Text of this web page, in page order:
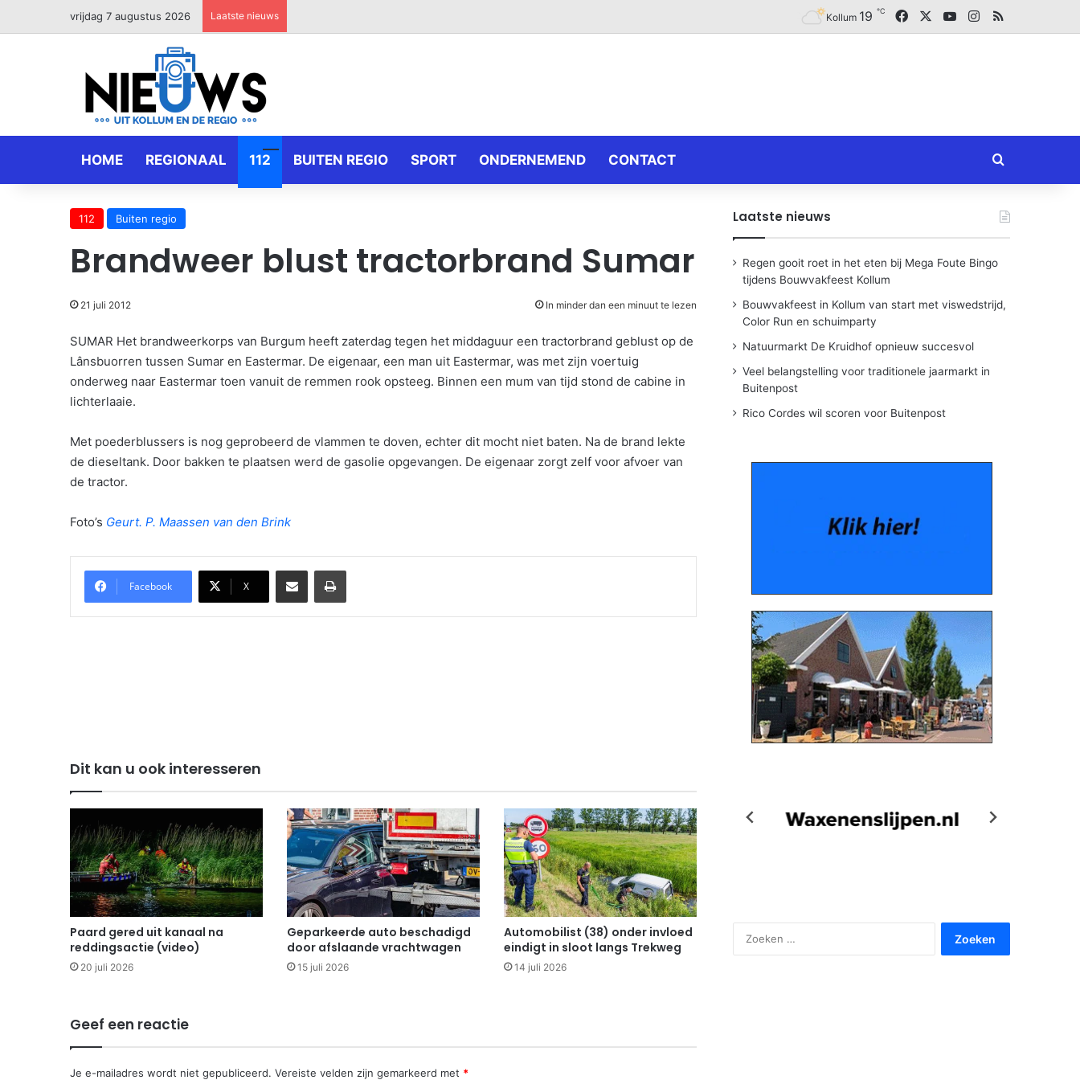
vrijdag 7 augustus 2026 Laatste nieuws Kollum 19 ℃ FacebookYouTubeInstagram
RSS
HOME REGIONAAL 112 BUITEN REGIO SPORT ONDERNEMEND CONTACT Zoeken naar
112 Buiten regio
Brandweer blust tractorbrand Sumar
21 juli 2012 In minder dan een minuut te lezen
SUMAR Het brandweerkorps van Burgum heeft zaterdag tegen het middaguur een tractorbrand geblust op de
Lânsbuorren tussen Sumar en Eastermar. De eigenaar, een man uit Eastermar, was met zijn voertuig
onderweg naar Eastermar toen vanuit de remmen rook opsteeg. Binnen een mum van tijd stond de cabine in
lichterlaaie.
Met poederblussers is nog geprobeerd de vlammen te doven, echter dit mocht niet baten. Na de brand lekte
de dieseltank. Door bakken te plaatsen werd de gasolie opgevangen. De eigenaar zorgt zelf voor afvoer van
de tractor.
Foto’s Geurt. P. Maassen van den Brink
Facebook X
Delen via Email Print
Dit kan u ook interesseren
Paard gered uit kanaal na
reddingsactie (video)
20 juli 2026
Geparkeerde auto beschadigd
door afslaande vrachtwagen
15 juli 2026
Automobilist (38) onder invloed
eindigt in sloot langs Trekweg
14 juli 2026
Geef een reactie
Je e-mailadres wordt niet gepubliceerd. Vereiste velden zijn gemarkeerd met *
Laatste nieuws
Regen gooit roet in het eten bij Mega Foute Bingo
tijdens Bouwvakfeest Kollum
Bouwvakfeest in Kollum van start met viswedstrijd,
Color Run en schuimparty
Natuurmarkt De Kruidhof opnieuw succesvol
Veel belangstelling voor traditionele jaarmarkt in
Buitenpost
Rico Cordes wil scoren voor Buitenpost
naar: